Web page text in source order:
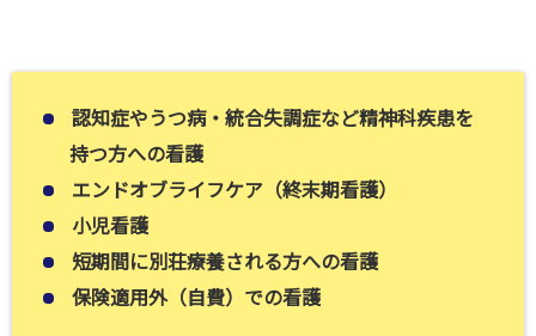
認知症やうつ病・統合失調症など精神科疾患を
持つ方への看護
エンドオブライフケア（終末期看護）
小児看護
短期間に別荘療養される方への看護
保険適用外（自費）での看護